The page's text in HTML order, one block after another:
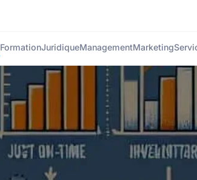
FormationJuridiqueManagementMarketing